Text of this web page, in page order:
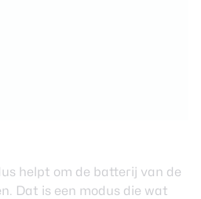
helpt om de batterij van de
Dat is een modus die wat